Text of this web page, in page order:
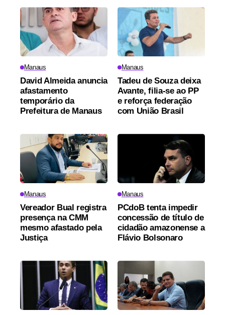
Manaus
David Almeida anuncia
afastamento
temporário da
Prefeitura de Manaus
Manaus
Tadeu de Souza deixa
Avante, filia-se ao PP
e reforça federação
com União Brasil
Manaus
Vereador Bual registra
presença na CMM
mesmo afastado pela
Justiça
Manaus
PCdoB tenta impedir
concessão de título de
cidadão amazonense a
Flávio Bolsonaro